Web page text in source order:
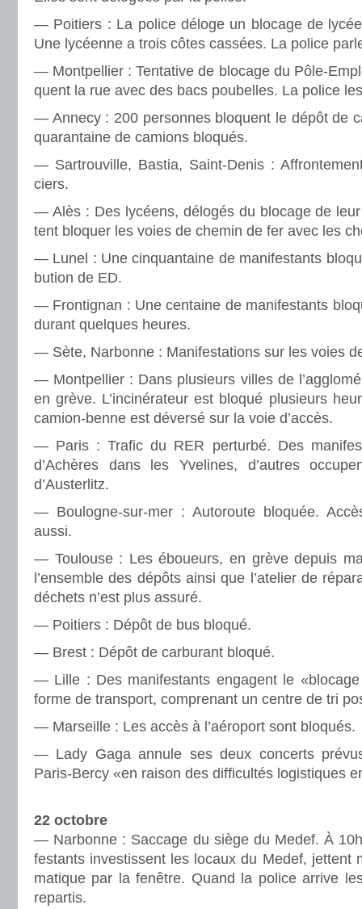
— Poitiers : La police déloge un blo­cage de
Une lycéenne a trois côtes cas­sées. La police
— Montpellier : Tentative de blo­cage du Pôle-
quent la rue avec des bacs pou­bel­les. La police
— Annecy : 200 per­son­nes blo­quent le dépôt de
qua­ran­taine de camions blo­qués.
— Sartrouville, Bastia, Saint-Denis :
ciers.
— Alès : Des lycéens, délo­gés du blo­cage de
tent blo­quer les voies de chemin de fer avec les
— Lunel : Une cin­quan­taine de mani­fes­tants
bu­tion de ED.
— Frontignan : Une cen­taine de mani­fes­tants
durant quel­ques heures.
— Sète, Narbonne : Manifestations sur les voies
— Montpellier : Dans plu­sieurs villes de
en grève. L’inci­né­ra­teur est bloqué plu­sieurs
camion-benne est déversé sur la voie d’accès.
— Paris : Trafic du RER per­turbé. Des
d’Achères dans les Yvelines, d’autres
d’Austerlitz.
— Boulogne-sur-mer : Autoroute blo­quée.
aussi.
— Toulouse : Les éboueurs, en grève depuis
l’ensem­ble des dépôts ainsi que l’ate­lier de
déchets n’est plus assuré.
— Poitiers : Dépôt de bus bloqué.
— Brest : Dépôt de car­bu­rant bloqué.
— Lille : Des mani­fes­tants enga­gent le
forme de trans­port, com­pre­nant un centre de tri
— Marseille : Les accès à l’aéro­port sont blo­qués.
— Lady Gaga annule ses deux concerts
Paris-Bercy «en raison des difficultés logistiques
22 octobre
— Narbonne : Saccage du siège du Medef. À
fes­tants inves­tis­sent les locaux du Medef, jettent
ma­ti­que par la fenê­tre. Quand la police arrive
repar­tis.